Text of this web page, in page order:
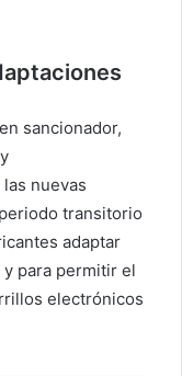
sancionador,
nuevas
transitorio
adaptar
para permitir el
electrónicos